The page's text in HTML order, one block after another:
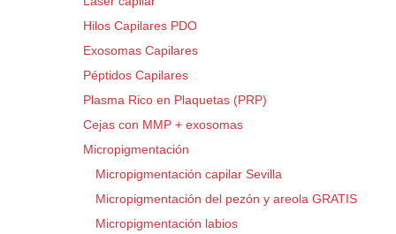
Hilos Capilares PDO
Exosomas Capilares
Péptidos Capilares
Plasma Rico en Plaquetas (PRP)
Cejas con MMP + exosomas
Micropigmentación
Micropigmentación capilar Sevilla
Micropigmentación del pezón y areola GRATIS
Micropigmentación labios